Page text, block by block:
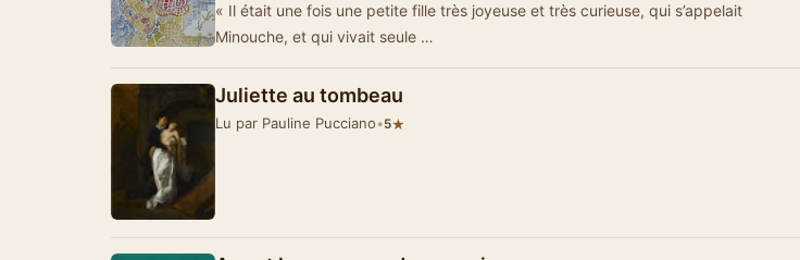
« Il était une fois une petite fille très joyeuse et très curieuse, qui s’appelait
Minouche, et qui vivait seule …
Juliette au tombeau
Lu par Pauline Pucciano•5★